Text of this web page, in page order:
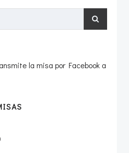
entradas
la misa por Facebook a